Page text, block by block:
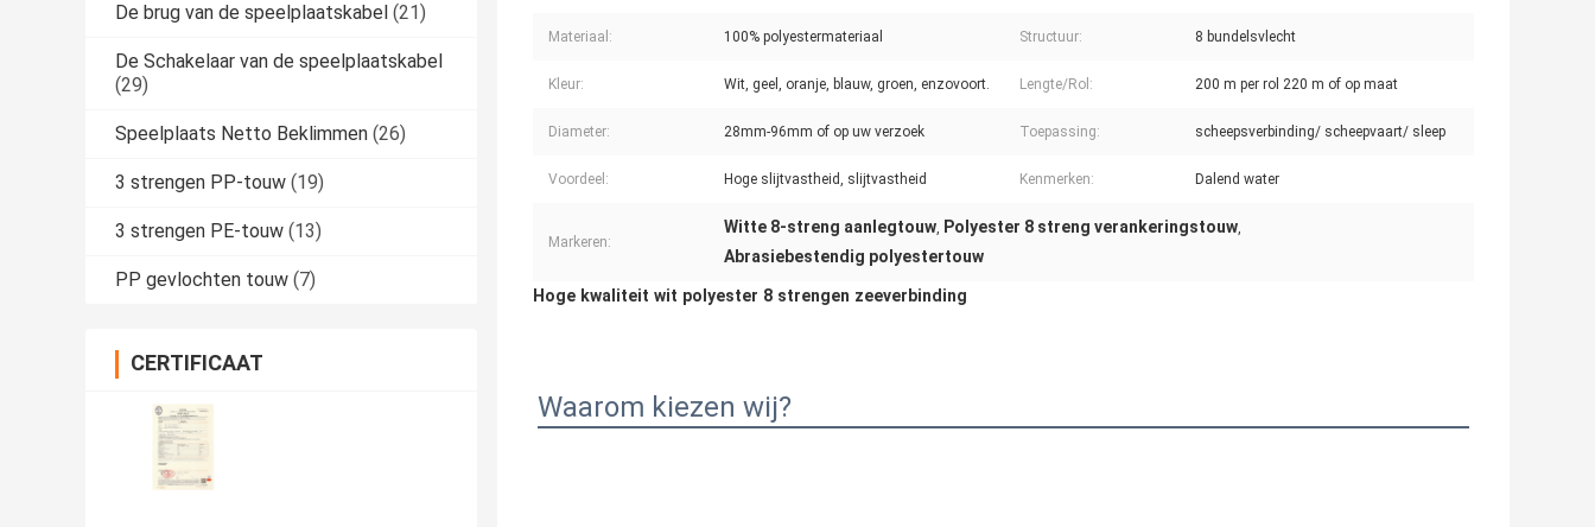
De brug van de speelplaatskabel (21)
De Schakelaar van de speelplaatskabel
(29)
Speelplaats Netto Beklimmen (26)
3 strengen PP-touw (19)
3 strengen PE-touw (13)
PP gevlochten touw (7)
CERTIFICAAT
Materiaal: 100% polyestermateriaal Structuur: 8 bundelsvlecht
Kleur: Wit, geel, oranje, blauw, groen, enzovoort. Lengte/Rol: 200 m per rol 220 m of op maat
Diameter: 28mm-96mm of op uw verzoek Toepassing: scheepsverbinding/ scheepvaart/ sleep
Voordeel: Hoge slijtvastheid, slijtvastheid Kenmerken: Dalend water
Markeren:
Witte 8-streng aanlegtouw, Polyester 8 streng verankeringstouw,
Abrasiebestendig polyestertouw
Hoge kwaliteit wit polyester 8 strengen zeeverbinding
Waarom kiezen wij?